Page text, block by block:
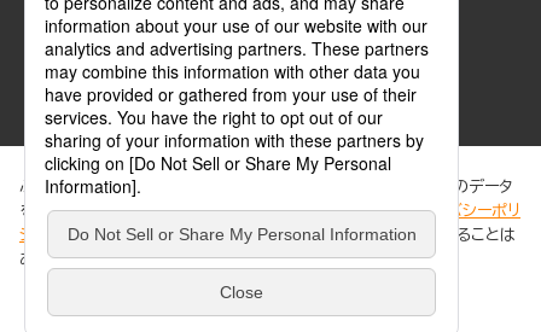
ABJマークは、この電子書店・電子書籍配信サービスが、著作権者からコンテンツ使用許諾を
得た正規版配信サービスであることを示す登録商標(登録番号 第6091713号)です。
ABJマークの詳細、ABJマークを掲示しているサービスの一覧はこちら。
ぶんか社が運営するサイトでは、利便性向上のためにCookie等のデータ
を使用しています。 当社のCookieについての詳細は、「プライバシーポリ
シー
」をご覧ください。当サイトでは、訪問者の個人情報を追跡することは
ありません。